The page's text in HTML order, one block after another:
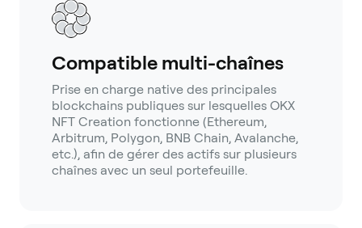
Compatible multi-chaînes
Prise en charge native des principales
blockchains publiques sur lesquelles OKX
NFT Creation fonctionne (Ethereum,
Arbitrum, Polygon, BNB Chain, Avalanche,
etc.), afin de gérer des actifs sur plusieurs
chaînes avec un seul portefeuille.